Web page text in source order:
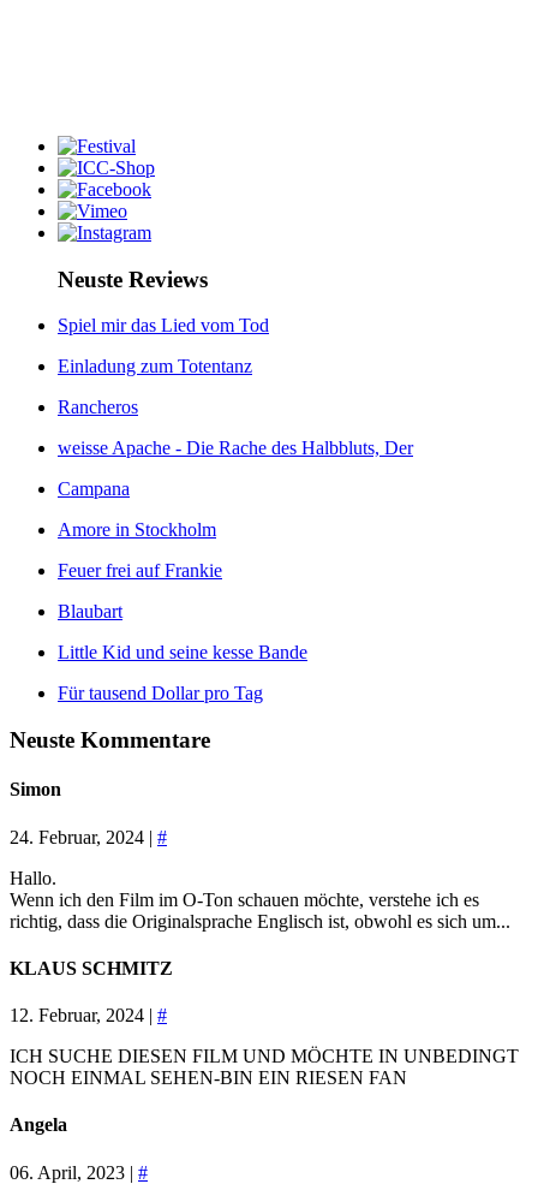
Neuste Reviews
Spiel mir das Lied vom Tod
Einladung zum Totentanz
Rancheros
weisse Apache - Die Rache des Halbbluts, Der
Campana
Amore in Stockholm
Feuer frei auf Frankie
Blaubart
Little Kid und seine kesse Bande
Für tausend Dollar pro Tag
Neuste Kommentare
Simon
24. Februar, 2024 | #
Hallo.
Wenn ich den Film im O-Ton schauen möchte, verstehe ich es
richtig, dass die Originalsprache Englisch ist, obwohl es sich um...
KLAUS SCHMITZ
12. Februar, 2024 | #
ICH SUCHE DIESEN FILM UND MÖCHTE IN UNBEDINGT
NOCH EINMAL SEHEN-BIN EIN RIESEN FAN
Angela
06. April, 2023 | #